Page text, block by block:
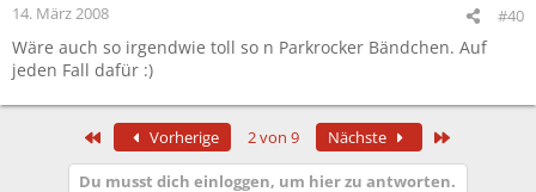
14. März 2008 #40
Wäre auch so irgendwie toll so n Parkrocker Bändchen. Auf
jeden Fall dafür :)
Erste Vorherige 2 von 9 Nächste
Du musst dich einloggen, um hier zu antworten.